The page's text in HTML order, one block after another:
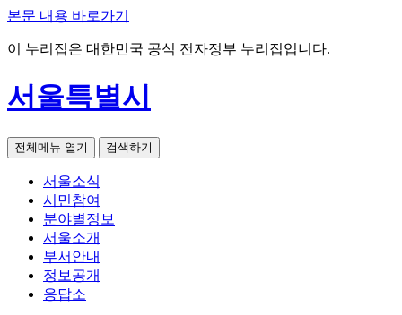
본문 내용 바로가기
이 누리집은 대한민국 공식 전자정부 누리집입니다.
서울특별시
전체메뉴 열기 검색하기
서울소식
시민참여
분야별정보
서울소개
부서안내
정보공개
응답소